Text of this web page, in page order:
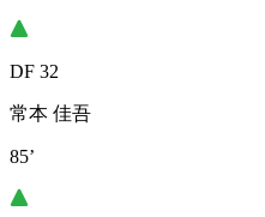
DF 32
常本 佳吾
85’